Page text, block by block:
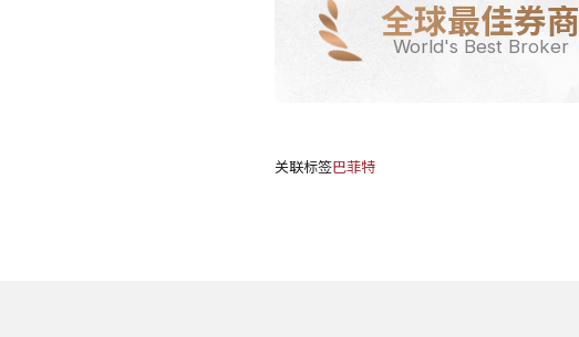
全球最佳券商
World's Best Broker
关联标签巴菲特